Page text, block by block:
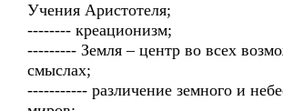
Учения Аристотеля;
-------- креационизм;
--------- Земля – центр во всех
смыслах;
----------- различение земного и